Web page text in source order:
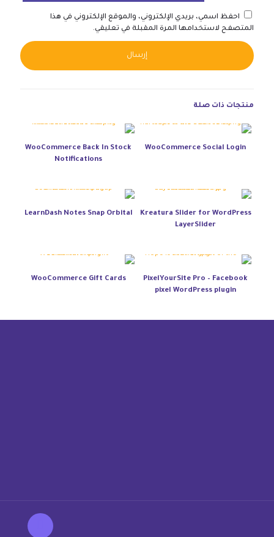
احفظ اسمي، بريدي الإلكتروني، والموقع الإلكتروني في هذا
المتصفح لاستخدامها المرة المقبلة في تعليقي.
منتجات ذات صلة
WooCommerce Social Login
WooCommerce Back In Stock
Notifications
Kreatura Slider for WordPress
LayerSlider
LearnDash Notes Snap Orbital
PixelYourSite Pro – Facebook
pixel WordPress plugin
WooCommerce Gift Cards